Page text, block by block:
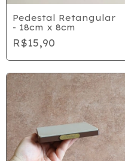
Pedestal Retangular
- 18cm x 8cm
R$15,90